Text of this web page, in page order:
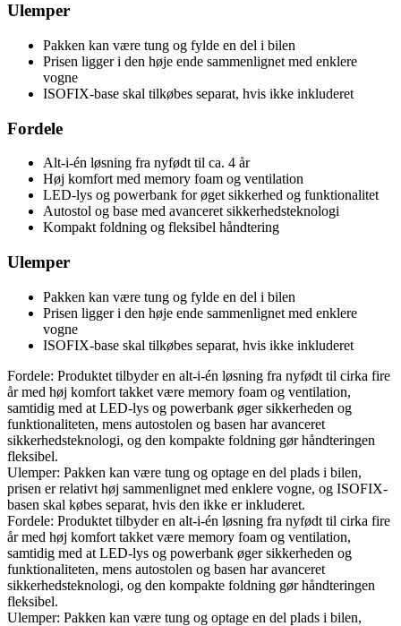
Ulemper
Pakken kan være tung og fylde en del i bilen
Prisen ligger i den høje ende sammenlignet med enklere
vogne
ISOFIX-base skal tilkøbes separat, hvis ikke inkluderet
Fordele
Alt-i-én løsning fra nyfødt til ca. 4 år
Høj komfort med memory foam og ventilation
LED-lys og powerbank for øget sikkerhed og funktionalitet
Autostol og base med avanceret sikkerhedsteknologi
Kompakt foldning og fleksibel håndtering
Ulemper
Pakken kan være tung og fylde en del i bilen
Prisen ligger i den høje ende sammenlignet med enklere
vogne
ISOFIX-base skal tilkøbes separat, hvis ikke inkluderet
Fordele: Produktet tilbyder en alt-i-én løsning fra nyfødt til cirka fire
år med høj komfort takket være memory foam og ventilation,
samtidig med at LED-lys og powerbank øger sikkerheden og
funktionaliteten, mens autostolen og basen har avanceret
sikkerhedsteknologi, og den kompakte foldning gør håndteringen
fleksibel.
Ulemper: Pakken kan være tung og optage en del plads i bilen,
prisen er relativt høj sammenlignet med enklere vogne, og ISOFIX-
basen skal købes separat, hvis den ikke er inkluderet.
Fordele: Produktet tilbyder en alt-i-én løsning fra nyfødt til cirka fire
år med høj komfort takket være memory foam og ventilation,
samtidig med at LED-lys og powerbank øger sikkerheden og
funktionaliteten, mens autostolen og basen har avanceret
sikkerhedsteknologi, og den kompakte foldning gør håndteringen
fleksibel.
Ulemper: Pakken kan være tung og optage en del plads i bilen,